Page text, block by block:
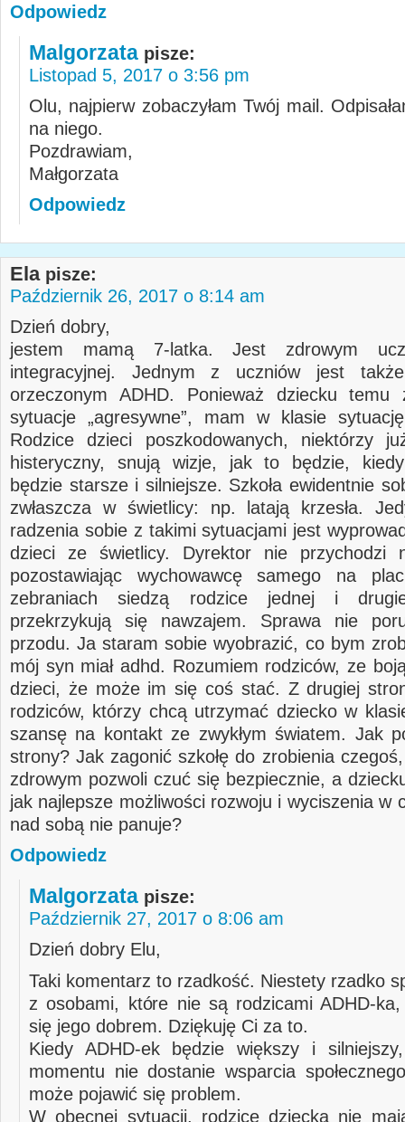
Odpowiedz
Malgorzata pisze:
Listopad 5, 2017 o 3:56 pm
Olu, najpierw zobaczyłam Twój mail.
na niego.
Pozdrawiam,
Małgorzata
Odpowiedz
Ela pisze:
Październik 26, 2017 o 8:14 am
Dzień dobry,
jestem mamą 7-latka. Jest zdrowym
integracyjnej. Jednym z uczniów jest
orzeczonym ADHD. Ponieważ dziecku temu
sytuacje „agresywne”, mam w klasie
Rodzice dzieci poszkodowanych, niektórzy
histeryczny, snują wizje, jak to będzie,
będzie starsze i silniejsze. Szkoła ewidentnie
zwłaszcza w świetlicy: np. latają krzesła.
radzenia sobie z takimi sytuacjami jest
dzieci ze świetlicy. Dyrektor nie przychodzi
pozostawiając wychowawcę samego na
zebraniach siedzą rodzice jednej i
przekrzykują się nawzajem. Sprawa nie
przodu. Ja staram sobie wyobrazić, co bym
mój syn miał adhd. Rozumiem rodziców, ze
dzieci, że może im się coś stać. Z drugiej
rodziców, którzy chcą utrzymać dziecko w
szansę na kontakt ze zwykłym światem. Jak
strony? Jak zagonić szkołę do zrobienia
zdrowym pozwoli czuć się bezpiecznie, a
jak najlepsze możliwości rozwoju i wyciszenia w
nad sobą nie panuje?
Odpowiedz
Malgorzata pisze:
Październik 27, 2017 o 8:06 am
Dzień dobry Elu,
Taki komentarz to rzadkość. Niestety rzadko
z osobami, które nie są rodzicami ADHD-
się jego dobrem. Dziękuję Ci za to.
Kiedy ADHD-ek będzie większy i
momentu nie dostanie wsparcia
może pojawić się problem.
W obecnej sytuacji, rodzice dziecka nie